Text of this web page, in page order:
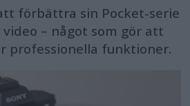
förbättra sin Pocket-serie
– något som gör att
professionella funktioner.